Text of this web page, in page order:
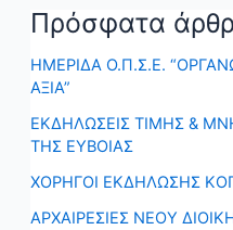
Πρόσφατα
ΗΜΕΡΙΔΑ Ο.Π.Σ.Ε.
ΑΞΙΑ”
ΕΚΔΗΛΩΣΕΙΣ ΤΙΜΗΣ &
ΤΗΣ ΕΥΒΟΙΑΣ
ΧΟΡΗΓΟΙ ΕΚΔΗΛΩΣΗΣ
ΑΡΧΑΙΡΕΣΙΕΣ ΝΕΟΥ